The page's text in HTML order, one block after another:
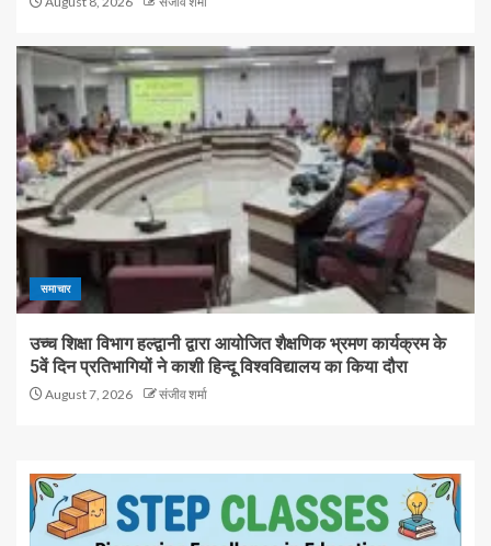
समाचार
उच्च शिक्षा विभाग हल्द्वानी द्वारा आयोजित शैक्षणिक भ्रमण कार्यक्रम के
5वें दिन प्रतिभागियों ने काशी हिन्दू विश्वविद्यालय का किया दौरा
August 7, 2026 संजीव शर्मा